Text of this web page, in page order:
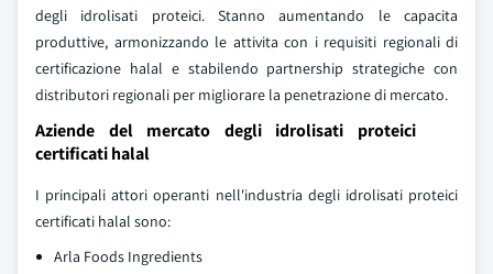
degli idrolisati proteici. Stanno aumentando le capacita
produttive, armonizzando le attivita con i requisiti regionali di
certificazione halal e stabilendo partnership strategiche con
distributori regionali per migliorare la penetrazione di mercato.
Aziende del mercato degli idrolisati proteici
certificati halal
I principali attori operanti nell'industria degli idrolisati proteici
certificati halal sono:
Arla Foods Ingredients